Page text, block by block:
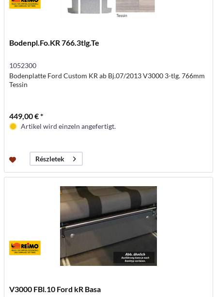
Bodenpl.Fo.KR 766.3tlg.Te
1052300
Bodenplatte Ford Custom KR ab Bj.07/2013 V3000 3-tlg. 766mm
Tessin
449,00 € *
Artikel wird einzeln angefertigt.
Részletek
V3000 FBl.10 Ford kR Basa